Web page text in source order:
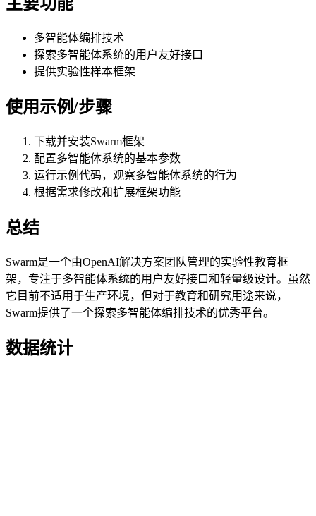
主要功能
多智能体编排技术
探索多智能体系统的用户友好接口
提供实验性样本框架
使用示例/步骤
下载并安装Swarm框架
配置多智能体系统的基本参数
运行示例代码，观察多智能体系统的行为
根据需求修改和扩展框架功能
总结
Swarm是一个由OpenAI解决方案团队管理的实验性教育框
架，专注于多智能体系统的用户友好接口和轻量级设计。虽然
它目前不适用于生产环境，但对于教育和研究用途来说，
Swarm提供了一个探索多智能体编排技术的优秀平台。
数据统计